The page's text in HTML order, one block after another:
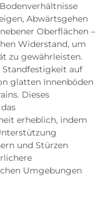
Abwärtsgehen
Oberflächen –
Widerstand, um
zu gewährleisten.
Standfestigkeit auf
glatten Innenböden
Dieses
erheblich, indem
und Stürzen
Umgebungen